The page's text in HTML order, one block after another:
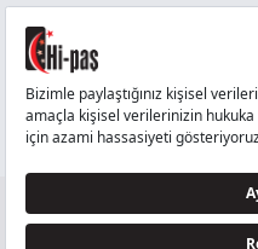
Alaaddinbey Mah. Ayfatma Cad. No.11
Sam.3 Plaza B Blok Nilüfer/ Bursa/
TÜRKİYE
TELEFON
TÜM HAKLARI Hİ-PAŞ PLASTİK EŞYA TİC.
Tedarikçi ve İş Ortakları Aydınlatma Metni